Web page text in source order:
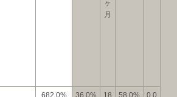
ヶ
月
682.0% 36.0%
18
58.0% 0.0